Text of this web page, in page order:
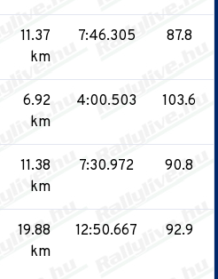
11.37
km
7:46.305 87.8
6.92
km
4:00.503 103.6
11.38
km
7:30.972 90.8
19.88
km
12:50.667 92.9